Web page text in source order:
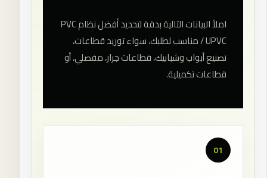
املأ البيانات التالية بدقة لتحديد أفضل نظام PVC
/ UPVC مناسب لطلبك، سواء توريد قطاعات،
تصنيع أبواب وشبابيك، قطاعات جرار، مفصلي، أو
قطاعات تكميلية.
01